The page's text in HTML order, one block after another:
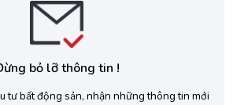
bỏ lỡ thông tin !
tư bất động sản, nhận những thông tin mới